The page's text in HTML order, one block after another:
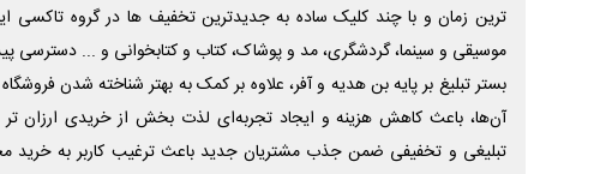
ترین زمان و با چند کلیک ساده به جدیدترین تخفیف ها در گروه تاکسی
موسیقی و سینما، گردشگری، مد و پوشاک، کتاب و کتابخوانی و ... دسترسی
بستر تبلیغ بر پایه بن هدیه و آفر، علاوه بر کمک به بهتر شناخته شدن
آن‌ها، باعث کاهش هزینه و ایجاد تجربه‌ای لذت بخش از خریدی ارزان
تبلیغی و تخفیفی ضمن جذب مشتریان جدید باعث ترغیب کاربر به